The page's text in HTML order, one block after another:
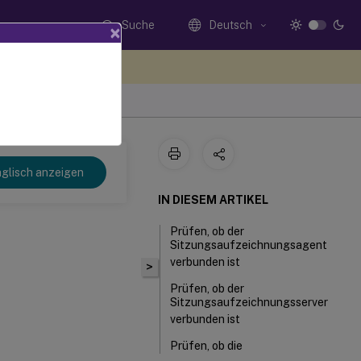
Suche Deutsch
anzeigen
>
IN DIESEM ARTIKEL
Prüfen, ob der
Sitzungsaufzeichnungsagent
verbunden ist
Prüfen, ob der
Sitzungsaufzeichnungsserver
verbunden ist
Prüfen, ob die
×